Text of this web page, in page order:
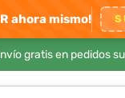
ahora mismo!
gratis en pedidos